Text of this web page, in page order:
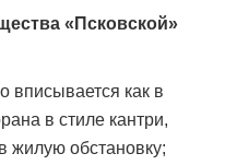
«Псковской»
вписывается как в
в стиле кантри,
жилую обстановку;